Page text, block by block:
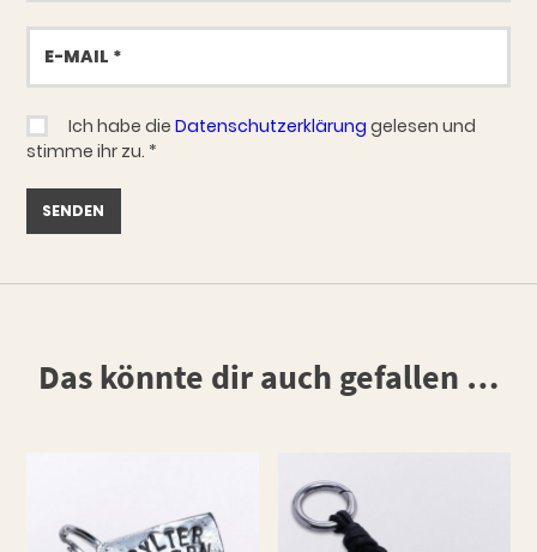
E-
Mail
Ich habe dieDatenschutzerklärung gelesen und
stimme ihr zu. *
Das könnte dir auch gefallen …